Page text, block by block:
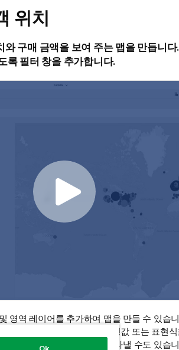
위치
와 구매 금액을 보여 주는 맵을 만듭니다
록 필터 창을 추가합니다.
영역 레이어를 추가하여 맵을 만들 수 있습
측정값 또는 표현
용하여 측정값의 크기를 나타낼 수도 있습